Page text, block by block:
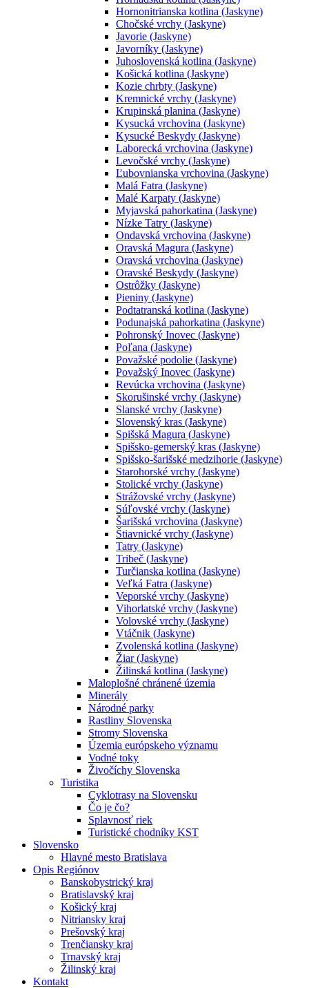
Hornonitrianska kotlina (Jaskyne)
Chočské vrchy (Jaskyne)
Javorie (Jaskyne)
Javorníky (Jaskyne)
Juhoslovenská kotlina (Jaskyne)
Košická kotlina (Jaskyne)
Kozie chrbty (Jaskyne)
Kremnické vrchy (Jaskyne)
Krupinská planina (Jaskyne)
Kysucká vrchovina (Jaskyne)
Kysucké Beskydy (Jaskyne)
Laborecká vrchovina (Jaskyne)
Levočské vrchy (Jaskyne)
Ľubovnianska vrchovina (Jaskyne)
Malá Fatra (Jaskyne)
Malé Karpaty (Jaskyne)
Myjavská pahorkatina (Jaskyne)
Nízke Tatry (Jaskyne)
Ondavská vrchovina (Jaskyne)
Oravská Magura (Jaskyne)
Oravská vrchovina (Jaskyne)
Oravské Beskydy (Jaskyne)
Ostrôžky (Jaskyne)
Pieniny (Jaskyne)
Podtatranská kotlina (Jaskyne)
Podunajská pahorkatina (Jaskyne)
Pohronský Inovec (Jaskyne)
Poľana (Jaskyne)
Považské podolie (Jaskyne)
Považský Inovec (Jaskyne)
Revúcka vrchovina (Jaskyne)
Skorušinské vrchy (Jaskyne)
Slanské vrchy (Jaskyne)
Slovenský kras (Jaskyne)
Spišská Magura (Jaskyne)
Spišsko-gemerský kras (Jaskyne)
Spišsko-šarišské medzihorie (Jaskyne)
Starohorské vrchy (Jaskyne)
Stolické vrchy (Jaskyne)
Strážovské vrchy (Jaskyne)
Súľovské vrchy (Jaskyne)
Šarišská vrchovina (Jaskyne)
Štiavnické vrchy (Jaskyne)
Tatry (Jaskyne)
Tribeč (Jaskyne)
Turčianska kotlina (Jaskyne)
Veľká Fatra (Jaskyne)
Veporské vrchy (Jaskyne)
Vihorlatské vrchy (Jaskyne)
Volovské vrchy (Jaskyne)
Vtáčnik (Jaskyne)
Zvolenská kotlina (Jaskyne)
Žiar (Jaskyne)
Žilinská kotlina (Jaskyne)
Maloplošné chránené územia
Minerály
Národné parky
Rastliny Slovenska
Stromy Slovenska
Územia európskeho významu
Vodné toky
Živočíchy Slovenska
Turistika
Cyklotrasy na Slovensku
Čo je čo?
Splavnosť riek
Turistické chodníky KST
Slovensko
Hlavné mesto Bratislava
Opis Regiónov
Banskobystrický kraj
Bratislavský kraj
Košický kraj
Nitriansky kraj
Prešovský kraj
Trenčiansky kraj
Trnavský kraj
Žilinský kraj
Kontakt